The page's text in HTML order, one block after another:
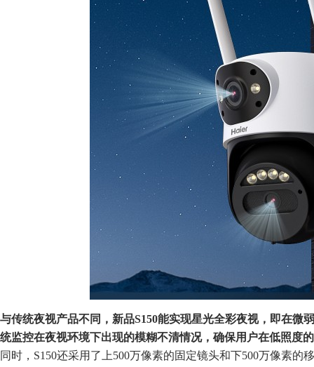
与传统夜视产品不同，新品S150能实现星光全彩夜视， 即在微弱
统监控在夜视环境下出现的模糊不清情况， 确保用户在低照度
同时，S150还采用了上500万像素的固定镜头和下500万像素